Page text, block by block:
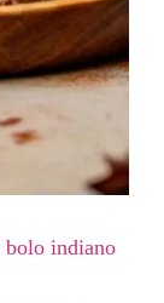
bolo indiano